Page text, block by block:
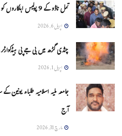
تمل ناڈو کے 9 پولیس اہلکاروں کو سزائے موت
اپریل 6, 2026
چنڈی گڑھ میں بی جے پی
اپریل 1, 2026
جامعہ ملیہ اسلامیہ طلباء
آج
مارچ 31, 2026